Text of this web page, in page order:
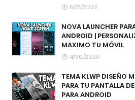
6/21/2022
NOVA LAUNCHER
ANDROID |
MAXIMO TU MÓVIL
4/30/2020
TEMA KLWP DISEÑO
PARA TU PANTALLA
PARA ANDROID